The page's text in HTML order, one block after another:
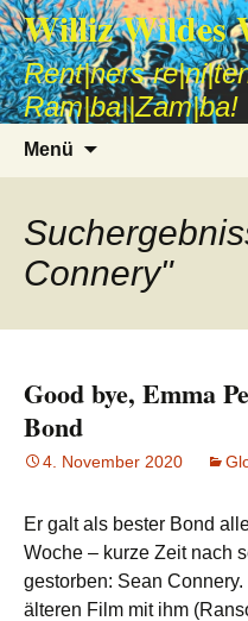
Williz Wildes
Rent|ners
Ram|ba||Zam|ba!
Menü
Connery"
Good bye, Emma
Bond
4. November 2020
Er galt als bester Bond
Woche – kurze Zeit nach
gestorben: Sean
älteren Film mit ihm